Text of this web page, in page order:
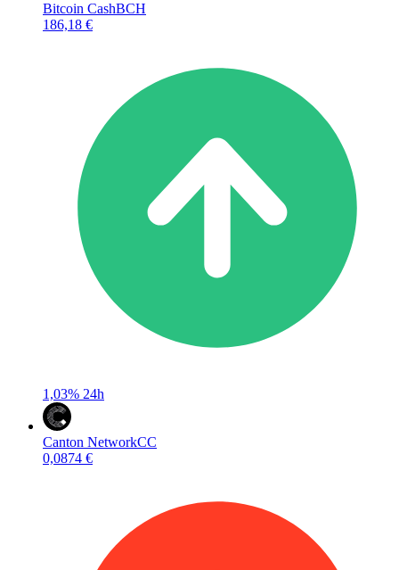
Bitcoin CashBCH
186,18 €
1,03% 24h
Canton NetworkCC
0,0874 €